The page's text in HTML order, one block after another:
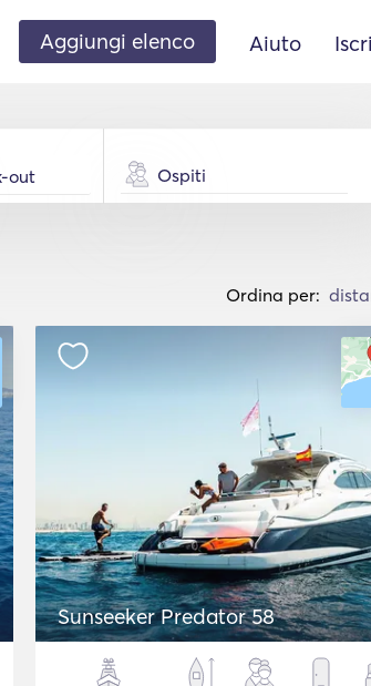
Aggiungi elenco Aiuto
Ospiti
Ordina per:
Sunseeker Predator 58